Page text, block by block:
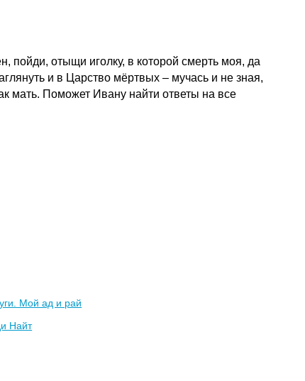
пойди, отыщи иголку, в которой смерть моя, да
и в Царство мёртвых – мучась и не зная,
мать. Поможет Ивану найти ответы на все
Мой ад и рай
Найт